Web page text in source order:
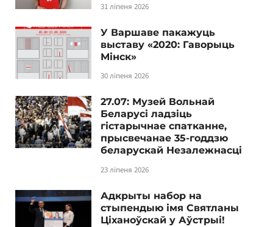
31 ліпеня 2026
У Варшаве пакажуць
выставу «2020: Гаворыць
Мінск»
30 ліпеня 2026
27.07: Музей Вольнай
Беларусі ладзіць
гістарычнае спатканне,
прысвечанае 35-годдзю
беларускай Незалежнасці
23 ліпеня 2026
Адкрыты набор на
стыпендыю імя Святланы
Ціханоўскай у Аўстрыі!